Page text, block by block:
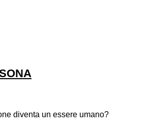
diventa un essere umano?